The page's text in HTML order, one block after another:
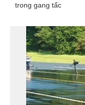
trong gang tấc